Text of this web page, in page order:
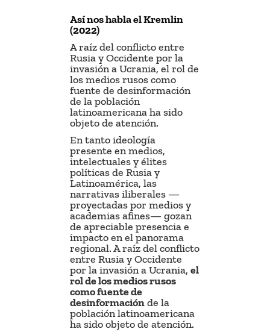
Así nos habla el Kremlin
(2022)
A raíz del conflicto entre
Rusia y Occidente por la
invasión a Ucrania, el rol de
los medios rusos como
fuente de desinformación
de la población
latinoamericana ha sido
objeto de atención.
En tanto ideología
presente en medios,
intelectuales y élites
políticas de Rusia y
Latinoamérica, las
narrativas iliberales —
proyectadas por medios y
academias afines— gozan
de apreciable presencia e
impacto en el panorama
regional. A raíz del conflicto
entre Rusia y Occidente
por la invasión a Ucrania,el
rol de los medios rusos
como fuente de
desinformaciónde la
población latinoamericana
ha sido objeto de atención.